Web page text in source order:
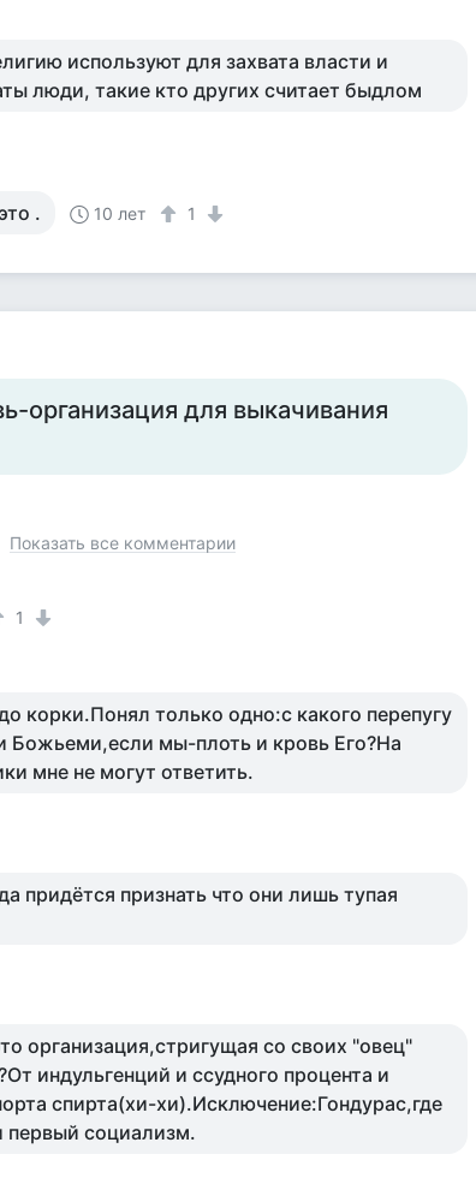
используют для захвата власти и
люди, такие кто других считает быдлом
. 10 лет 1
организация для выкачивания
Показать все комментарии
1
корки.Понял только одно:с какого перепугу
Божьеми,если мы-плоть и кровь Его?На
мне не могут ответить.
придётся признать что они лишь тупая
организация,стригущая со своих "овец"
индульгенций и ссудного процента и
спирта(хи-хи).Исключение:Гондурас,где
первый социализм.